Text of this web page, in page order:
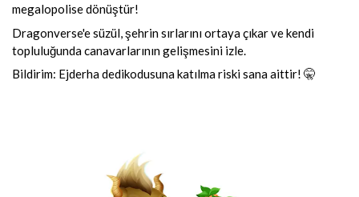
megalopolise dönüştür!
Dragonverse'e süzül, şehrin sırlarını ortaya çıkar ve kendi
topluluğunda canavarlarının gelişmesini izle.
Bildirim: Ejderha dedikodusuna katılma riski sana aittir! 🤫